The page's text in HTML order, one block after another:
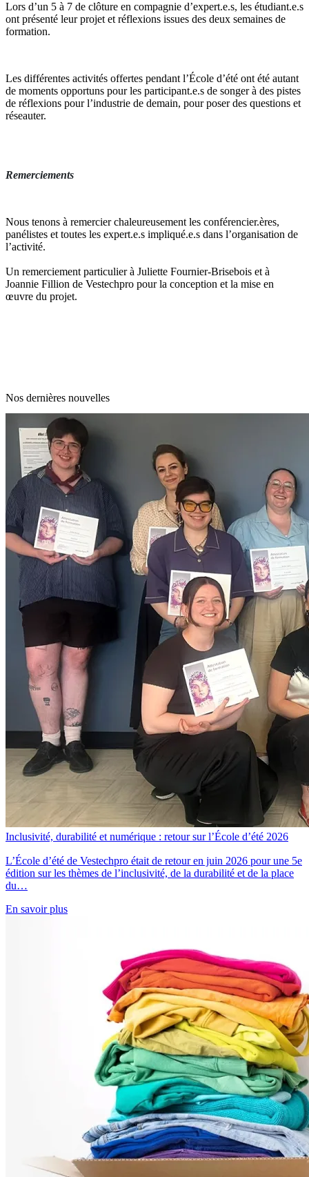
Lors d’un 5 à 7 de clôture en compagnie d’expert.e.s, les étudiant.e.s
ont présenté leur projet et réflexions issues des deux semaines de
formation.
Les différentes activités offertes pendant l’École d’été ont été autant
de moments opportuns pour les participant.e.s de songer à des pistes
de réflexions pour l’industrie de demain, pour poser des questions et
réseauter.
Remerciements
Nous tenons à remercier chaleureusement les conférencier.ères,
panélistes et toutes les expert.e.s impliqué.e.s dans l’organisation de
l’activité.
Un remerciement particulier à Juliette Fournier-Brisebois et à
Joannie Fillion de Vestechpro pour la conception et la mise en
œuvre du projet.
Nos dernières nouvelles
Inclusivité, durabilité et numérique : retour sur l’École d’été 2026
L’École d’été de Vestechpro était de retour en juin 2026 pour une 5e
édition sur les thèmes de l’inclusivité, de la durabilité et de la place
du…
En savoir plus